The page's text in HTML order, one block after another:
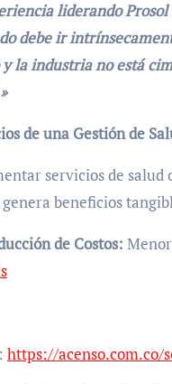
liderando
debe ir
la industria no está
de una Gestión de
servicios de salud
genera beneficios
de Costos:
https://acenso.com.co/